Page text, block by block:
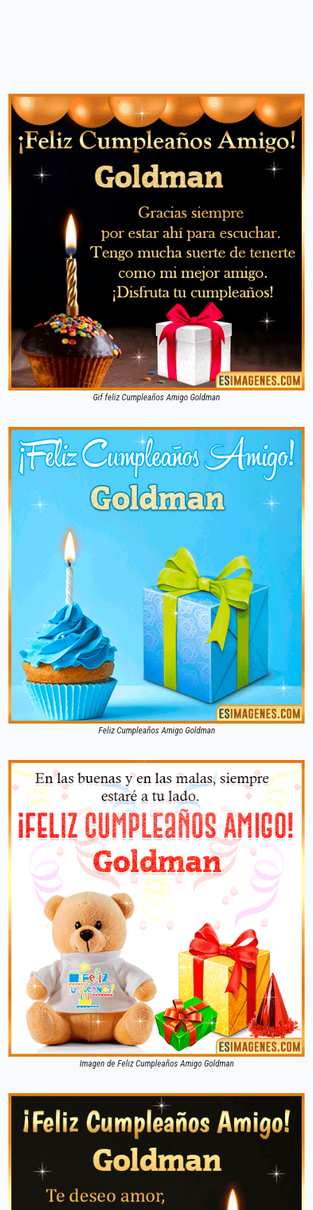
Gif feliz Cumpleaños Amigo Goldman
Feliz Cumpleaños Amigo Goldman
Imagen de Feliz Cumpleaños Amigo Goldman